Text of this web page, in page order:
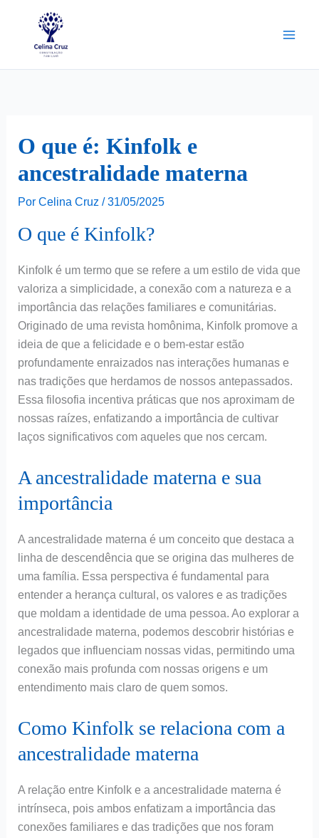
O que é: Kinfolk e
ancestralidade materna
Por Celina Cruz / 31/05/2025
O que é Kinfolk?
Kinfolk é um termo que se refere a um estilo de vida que
valoriza a simplicidade, a conexão com a natureza e a
importância das relações familiares e comunitárias.
Originado de uma revista homônima, Kinfolk promove a
ideia de que a felicidade e o bem-estar estão
profundamente enraizados nas interações humanas e
nas tradições que herdamos de nossos antepassados.
Essa filosofia incentiva práticas que nos aproximam de
nossas raízes, enfatizando a importância de cultivar
laços significativos com aqueles que nos cercam.
A ancestralidade materna e sua
importância
A ancestralidade materna é um conceito que destaca a
linha de descendência que se origina das mulheres de
uma família. Essa perspectiva é fundamental para
entender a herança cultural, os valores e as tradições
que moldam a identidade de uma pessoa. Ao explorar a
ancestralidade materna, podemos descobrir histórias e
legados que influenciam nossas vidas, permitindo uma
conexão mais profunda com nossas origens e um
entendimento mais claro de quem somos.
Como Kinfolk se relaciona com a
ancestralidade materna
A relação entre Kinfolk e a ancestralidade materna é
intrínseca, pois ambos enfatizam a importância das
conexões familiares e das tradições que nos foram